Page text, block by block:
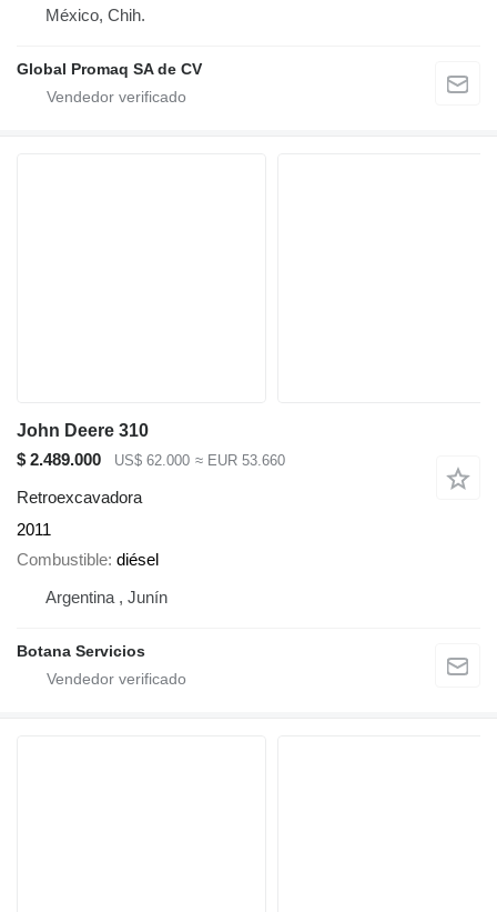
México, Chih.
Global Promaq SA de CV
John Deere 310
$ 2.489.000
US$ 62.000 ≈ EUR 53.660
Retroexcavadora
2011
Combustible diésel
Argentina , Junín
Botana Servicios